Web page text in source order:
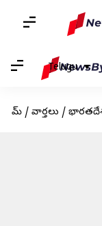
Telugu
హోమ్ / వార్తలు /